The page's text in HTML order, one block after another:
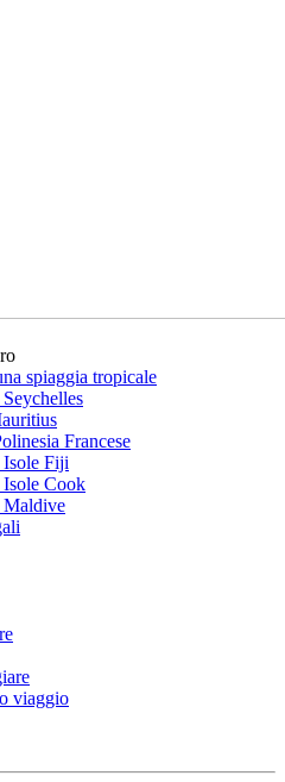
spiaggia tropicale
Francese
Isole Fiji
Isole Cook
Maldive
viaggio